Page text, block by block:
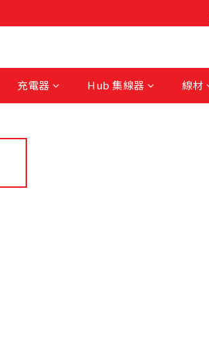
充電器 Hub 集線器 線材